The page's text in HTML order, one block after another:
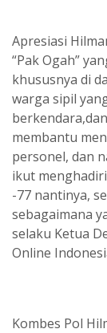
Apresiasi
“Pak Ogah”
khususnya di
warga sipil
membantu
personel, dan
ikut
-77 nantinya,
sebagaimana
selaku Ketua
Online
Kombes Pol